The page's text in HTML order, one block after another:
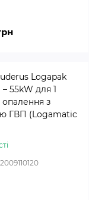
Logapak
55kW для 1
опалення з
ГВП (Logamatic
2009110120